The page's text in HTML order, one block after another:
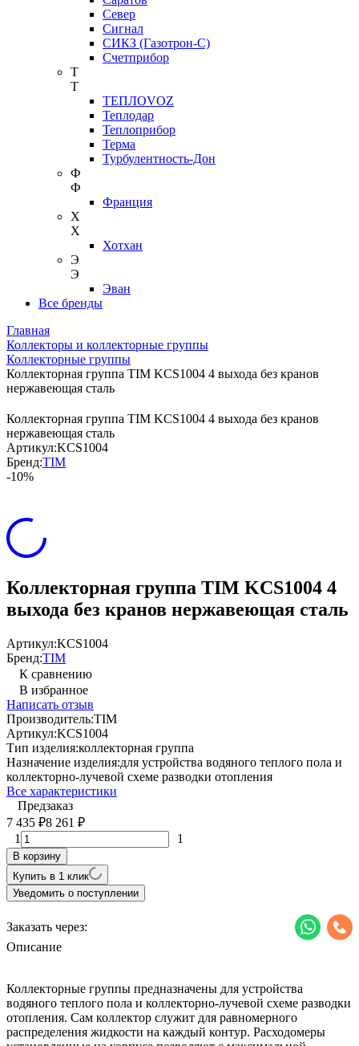
Север
Сигнал
СИКЗ (Газотрон-С)
Счетприбор
Т
Т
ТЕПЛОVOZ
Теплодар
Теплоприбор
Терма
Турбулентность-Дон
Ф
Ф
Франция
Х
Х
Хотхан
Э
Э
Эван
Все бренды
Главная
Коллекторы и коллекторные группы
Коллекторные группы
Коллекторная группа TIM KCS1004 4 выхода без кранов
нержавеющая сталь
Коллекторная группа TIM KCS1004 4 выхода без кранов
нержавеющая сталь
Артикул:KCS1004
Бренд:TIM
-10%
Коллекторная группа TIM KCS1004 4
выхода без кранов нержавеющая сталь
Артикул:KCS1004
Бренд:TIM
К сравнению
В избранное
Написать отзыв
Производитель:TIM
Артикул:KCS1004
Тип изделия:коллекторная группа
Назначение изделия:для устройства водяного теплого пола и
коллекторно-лучевой схеме разводки отопления
Все характеристики
Предзаказ
7 435 ₽8 261 ₽
1 1
В корзину
Купить в 1 клик
Уведомить о поступлении
Заказать через:
Описание
Коллекторные группы предназначены для устройства
водяного теплого пола и коллекторно-лучевой схеме разводки
отопления. Сам коллектор служит для равномерного
распределения жидкости на каждый контур. Расходомеры